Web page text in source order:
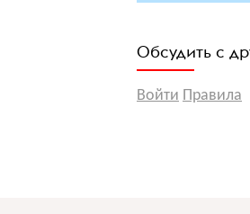
Обсудить с
Войти Правила